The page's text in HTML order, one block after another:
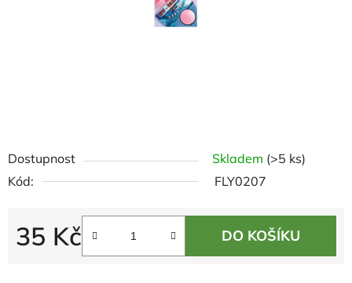
Dostupnost Skladem (>5 ks)
Kód:
FLY0207
35 Kč
Měrná cena:
DO KOŠÍKU